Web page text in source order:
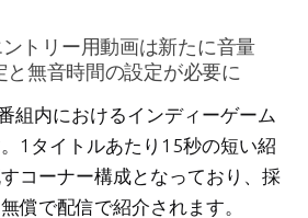
ントリー用動画は新たに音量
と無音時間の設定が必要に
組内におけるインディーゲーム
1タイトルあたり15秒の短い紹
コーナー構成となっており、採
償で配信で紹介されます。